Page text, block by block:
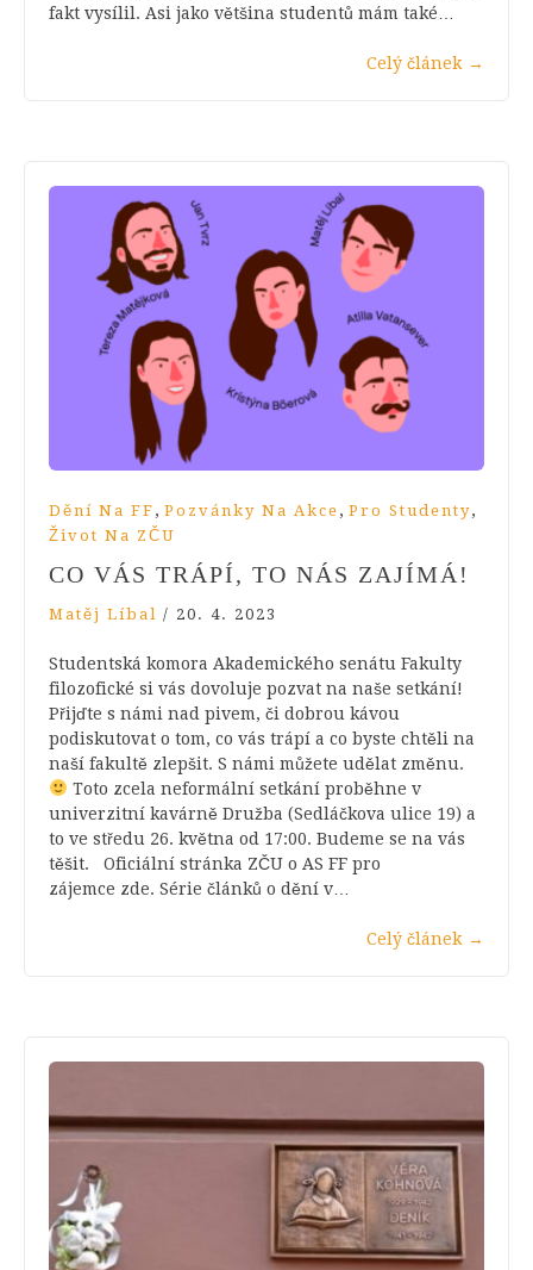
fakt vysílil. Asi jako většina studentů mám také…
Celý článek →
Dění Na FF , Pozvánky Na Akce , Pro Studenty,
Život Na ZČU
CO VÁS TRÁPÍ, TO NÁS ZAJÍMÁ!
Matěj Líbal / 20. 4. 2023
Studentská komora Akademického senátu Fakulty
filozofické si vás dovoluje pozvat na naše setkání!
Přijďte s námi nad pivem, či dobrou kávou
podiskutovat o tom, co vás trápí a co byste chtěli na
naší fakultě zlepšit. S námi můžete udělat změnu.
Toto zcela neformální setkání proběhne v
univerzitní kavárně Družba (Sedláčkova ulice 19) a
to ve středu 26. května od 17:00. Budeme se na vás
těšit. Oficiální stránka ZČU o AS FF pro
zájemce zde. Série článků o dění v…
Celý článek →